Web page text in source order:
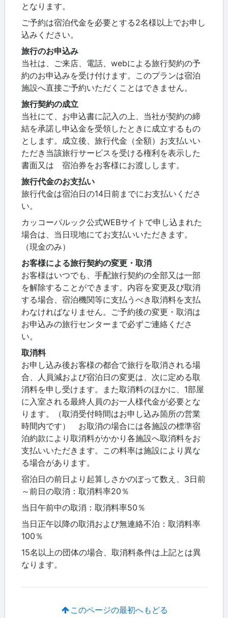
となります。
ご予約は宿泊代金を必要とする2名様以上でお申し
込みください。
旅行のお申込み
当社は、ご来店、電話、webによる旅行契約の予
約のお申込みを受け付けます。このプランは宿泊
施設へ直接ご予約いただくことはできません。
旅行契約の成立
当社にて、お申込書に記入の上、当社が契約の締
結を承諾し申込金を受領したときに成立するもの
とします。成立後、旅行代金（全額）お支払いい
ただき当該旅行サービスを受ける権利を表示した
書面又は 宿泊券をお客様にお渡しします。
旅行代金のお支払い
旅行代金は宿泊日の14日前までにお支払いくださ
い。
カッコーパルック公式WEBサイトで申し込まれた
場合は、当日現地にてお支払いいただきます。
（現金のみ）
お客様による旅行契約の変更・取消
お客様はいつでも、手配旅行契約の全部又は一部
を解除することができます。内容を変更及び取消
する場合、宿泊機関等に支払うべき取消料を支払
わなければなりません。ご予約後の変更・取消は
お申込みの旅行センターまで必ずご連絡くださ
い。
取消料
お申し込み後お客様の都合で旅行を取消される場
合、人員減および宿泊日の変更は、次に定める取
消料を申し受けます。また取消料のほかに、1部屋
に入室される最終人員のお一人様代金が必要とな
ります。（取消受付時間はお申し込み箇所の営業
時間内です） お取消の場合には各施設の標準宿
泊約款により取消料がかかり各施設へ取消料をお
支払いいただきます。この料率は施設により異な
る場合があります。
宿泊日の前日より起算しさかのぼって数え、3日前
～前日の取消：取消料率20％
当日午前中の取消：取消料率50％
当日正午以降の取消および無連絡不泊：取消料率
100％
15名以上の団体の場合、取消料条件は上記とは異
なります。
このページの最初へもどる